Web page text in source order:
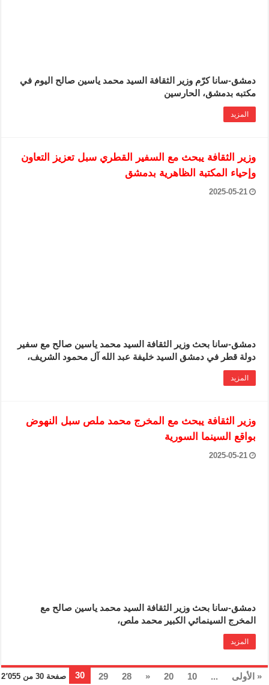
دمشق-سانا كرّم وزير الثقافة السيد محمد ياسين صالح اليوم في
مكتبه بدمشق، الحارسين
المزيد
وزير الثقافة يبحث مع السفير القطري سبل تعزيز التعاون
وإحياء المكتبة الظاهرية بدمشق
2025-05-21
دمشق-سانا بحث وزير الثقافة السيد محمد ياسين صالح مع سفير
دولة قطر في دمشق السيد خليفة عبد الله آل محمود الشريف،
المزيد
وزير الثقافة يبحث مع المخرج محمد ملص سبل النهوض
بواقع السينما السورية
2025-05-21
دمشق-سانا بحث وزير الثقافة السيد محمد ياسين صالح مع
المخرج السينمائي الكبير محمد ملص،
المزيد
صفحة 30 من 2٬055 « الأولى ...
10
20
«
28
29
30